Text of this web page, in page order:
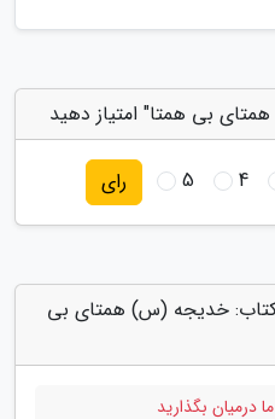
بی همتا" امتیاز دهید
4
5 رای
کتاب: خدیجه (س) همتای بی
درمیان بگذارید